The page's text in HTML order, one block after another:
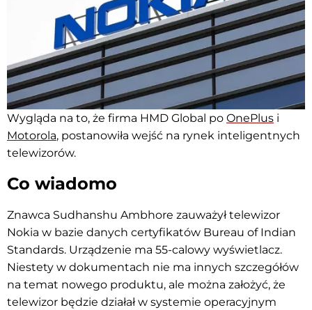
Wygląda na to, że firma HMD Global po OnePlus i
Motorola, postanowiła wejść na rynek inteligentnych
telewizorów.
Co wiadomo
Znawca Sudhanshu Ambhore zauważył telewizor
Nokia w bazie danych certyfikatów Bureau of Indian
Standards. Urządzenie ma 55-calowy wyświetlacz.
Niestety w dokumentach nie ma innych szczegółów
na temat nowego produktu, ale można założyć, że
telewizor będzie działał w systemie operacyjnym